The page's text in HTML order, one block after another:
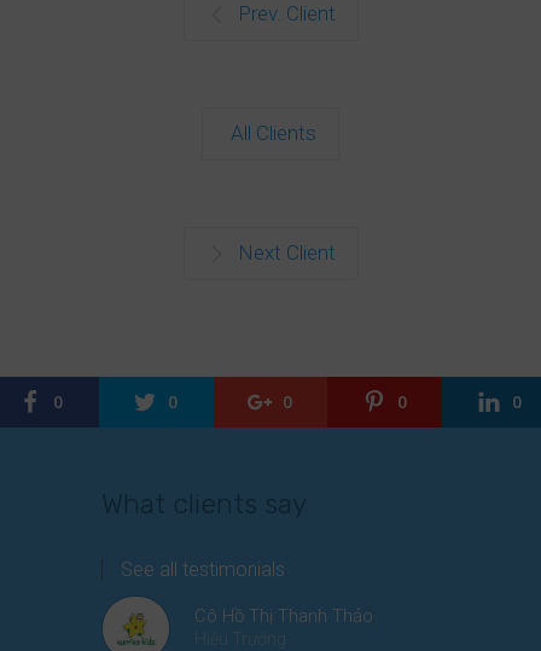
Prev. Client
All Clients
Next Client
0 0 0 0 0
What clients say
See all testimonials
Cô Hồ Thị Thanh Thảo
Hiệu Trưởng